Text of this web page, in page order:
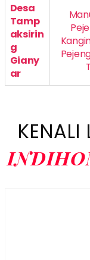
Desa
Tamp
aksirin
g
Giany
ar
KENALI